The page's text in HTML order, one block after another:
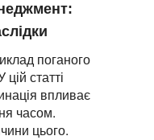
поганого
статті
впливає
часом.
цього.